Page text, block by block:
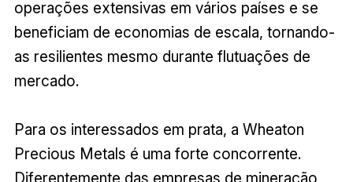
operações extensivas em vários países e se
beneficiam de economias de escala, tornando-
as resilientes mesmo durante flutuações de
mercado.
Para os interessados em prata, a Wheaton
Precious Metals é uma forte concorrente.
Diferentemente das empresas de mineração